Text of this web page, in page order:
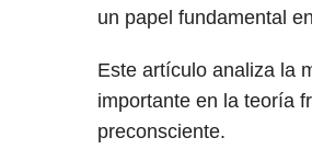
un papel fundamental
Este artículo analiza la
importante en la teoría
preconsciente.